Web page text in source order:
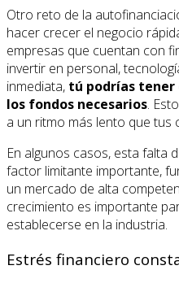
Otro reto de la
hacer crecer el negocio
empresas que cuentan con
invertir en personal,
inmediata, tú podrías tener
los fondos necesarios.
a un ritmo más lento que tus
En algunos casos, esta falta
factor limitante importante,
un mercado de alta
crecimiento es importante
establecerse en la industria.
Estrés financiero